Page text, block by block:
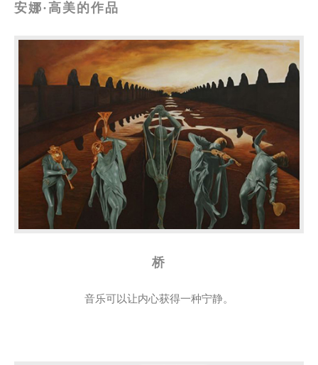
安娜·高美的作品
桥
音乐可以让内心获得一种宁静。